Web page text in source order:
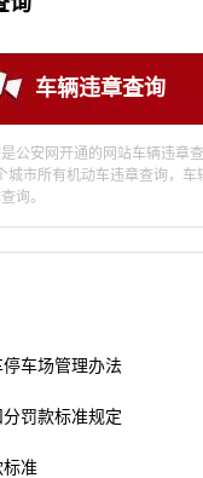
车辆违章查询
公安网开通的网站车辆违章查
城市所有机动车违章查询，车
询。
车场管理办法
罚款标准规定
准